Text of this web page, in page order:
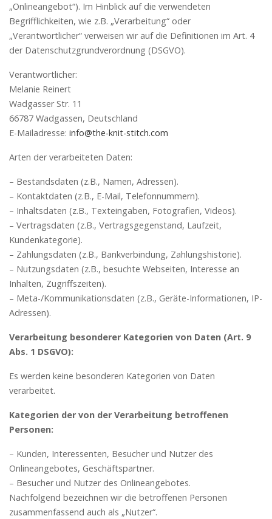
„Onlineangebot“). Im Hinblick auf die verwendeten
Begrifflichkeiten, wie z.B. „Verarbeitung“ oder
„Verantwortlicher“ verweisen wir auf die Definitionen im Art. 4
der Datenschutzgrundverordnung (DSGVO).
Verantwortlicher:
Melanie Reinert
Wadgasser Str. 11
66787 Wadgassen, Deutschland
E-Mailadresse: info@the-knit-stitch.com
Arten der verarbeiteten Daten:
– Bestandsdaten (z.B., Namen, Adressen).
– Kontaktdaten (z.B., E-Mail, Telefonnummern).
– Inhaltsdaten (z.B., Texteingaben, Fotografien, Videos).
– Vertragsdaten (z.B., Vertragsgegenstand, Laufzeit,
Kundenkategorie).
– Zahlungsdaten (z.B., Bankverbindung, Zahlungshistorie).
– Nutzungsdaten (z.B., besuchte Webseiten, Interesse an
Inhalten, Zugriffszeiten).
– Meta-/Kommunikationsdaten (z.B., Geräte-Informationen, IP-
Adressen).
Verarbeitung besonderer Kategorien von Daten (Art. 9
Abs. 1 DSGVO):
Es werden keine besonderen Kategorien von Daten
verarbeitet.
Kategorien der von der Verarbeitung betroffenen
Personen:
– Kunden, Interessenten, Besucher und Nutzer des
Onlineangebotes, Geschäftspartner.
– Besucher und Nutzer des Onlineangebotes.
Nachfolgend bezeichnen wir die betroffenen Personen
zusammenfassend auch als „Nutzer“.